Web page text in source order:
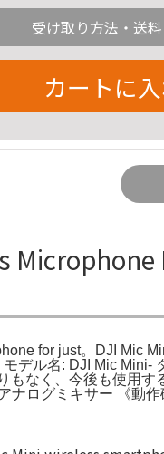
受け取り方法・送
カートに
Microphone
for just。DJI Mic
デル名: DJI Mic Mini-
なく、今後も使用す
ログミキサー 《動作